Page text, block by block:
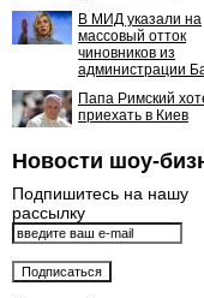
В МИД указали на
массовый отток
чиновников из
администрации
Папа Римский
приехать в Киев
Новости шоу-
Подпишитесь на нашу
рассылку